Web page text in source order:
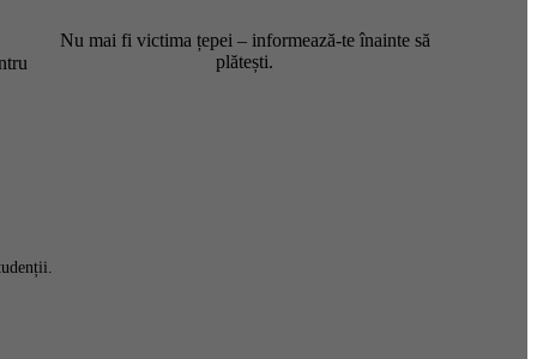
Nu mai fi victima țepei – informează-te înainte să
plătești.